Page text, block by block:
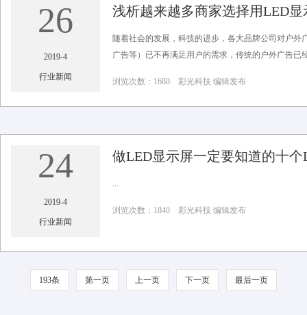
26
2019-4
行业新闻
浅析越来越多商家选择用LED
随着社会的发展，科技的进步，各大品牌公司对户
广告等）已不再满足用户的需求，传统的户外广告已
浏览次数：1680 彩光科技 编辑发布
24
2019-4
行业新闻
做LED显示屏一定要知道的十
...
浏览次数：1840 彩光科技 编辑发布
193条 第一页 上一页 下一页 最后一页